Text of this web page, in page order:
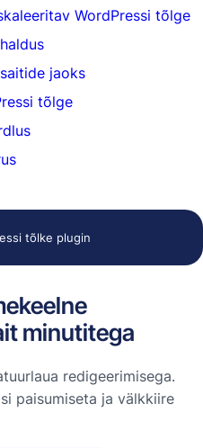
WordPressi tõlge
jaoks
tõlge
tõlke plugin
minutitega
redigeerimisega.
paisumiseta ja välkkiire